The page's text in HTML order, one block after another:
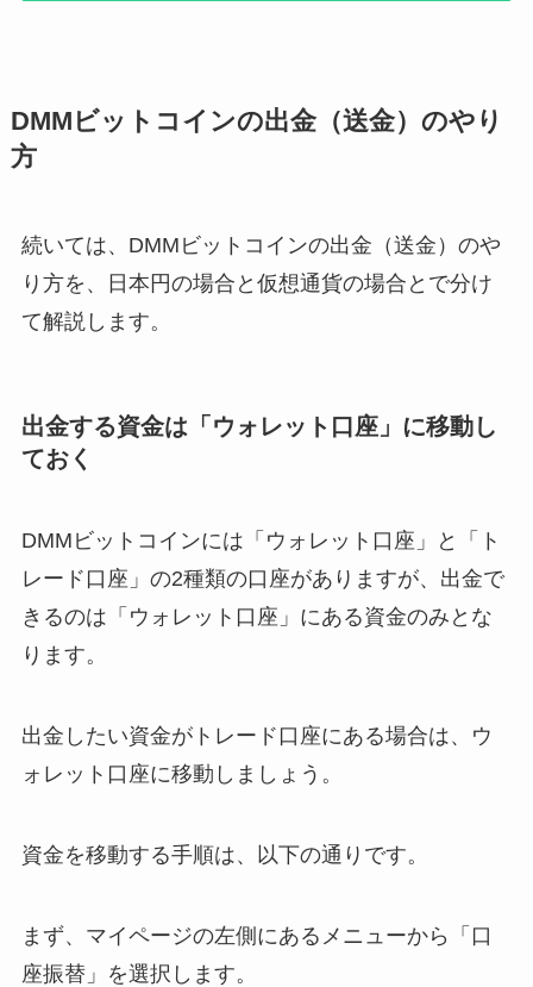
DMMビットコインの出金（送金）のやり
方
続いては、DMMビットコインの出金（送金）のや
り方を、日本円の場合と仮想通貨の場合とで分け
て解説します。
出金する資金は「ウォレット口座」に移動し
ておく
DMMビットコインには「ウォレット口座」と「ト
レード口座」の2種類の口座がありますが、出金で
きるのは「ウォレット口座」にある資金のみとな
ります。
出金したい資金がトレード口座にある場合は、ウ
ォレット口座に移動しましょう。
資金を移動する手順は、以下の通りです。
まず、マイページの左側にあるメニューから「口
座振替」を選択します。